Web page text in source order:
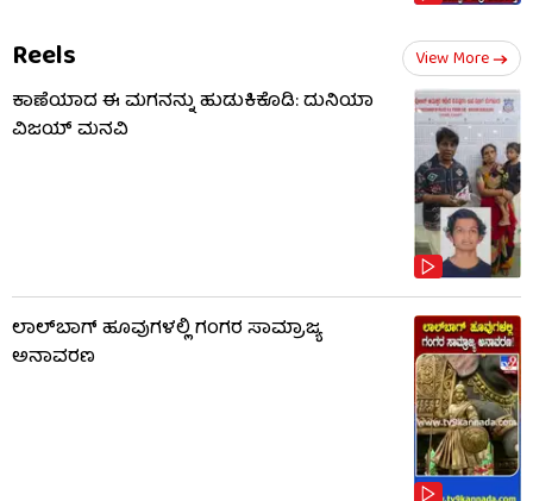
Reels View More
ಕಾಣೆಯಾದ ಈ ಮಗನನ್ನು ಹುಡುಕಿಕೊಡಿ: ದುನಿಯಾ
ವಿಜಯ್ ಮನವಿ
ಲಾಲ್​ಬಾಗ್ ಹೂವುಗಳಲ್ಲಿ ಗಂಗರ ಸಾಮ್ರಾಜ್ಯ
ಅನಾವರಣ